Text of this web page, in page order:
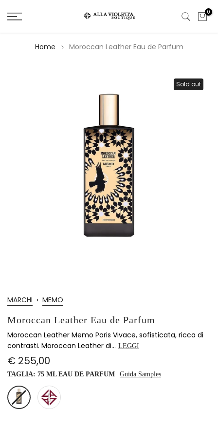
il
0
Home Moroccan Leather Eau de Parfum
Sold out
MARCHI › MEMO
Moroccan Leather Eau de Parfum
Moroccan Leather Memo Paris Vivace, sofisticata, ricca di
contrasti. Moroccan Leather di... LEGGI
€ 255,00
TAGLIA: 75 ML EAU DE PARFUM Guida Samples